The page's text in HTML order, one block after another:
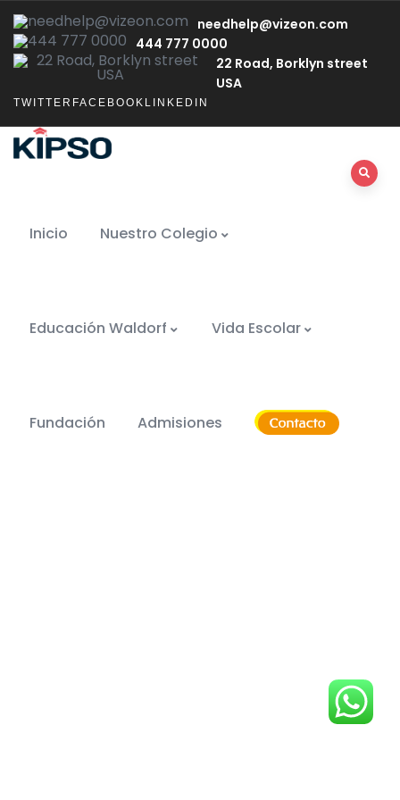
needhelp@vizeon.com
444 777 0000
22 Road, Borklyn street
USA
TWITTER FACEBOOK LINKEDIN
Inicio Nuestro Colegio
Educación Waldorf Vida Escolar
Fundación Admisiones